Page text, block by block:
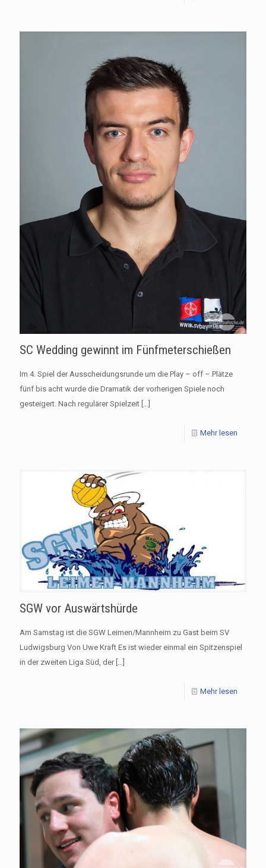
SC Wedding gewinnt im Fünfmeterschießen
Im 4. Spiel der Ausscheidungsrunde um die Play – off – Plätze
fünf bis acht wurde die Dramatik der vorherigen Spiele noch
gesteigert. Nach regulärer Spielzeit […]
Mehr lesen
SGW vor Auswärtshürde
Am Samstag ist die SGW Leimen/Mannheim zu Gast beim SV
Ludwigsburg Von Uwe Kraft Es ist wieder einmal ein Spitzenspiel
in der zweiten Liga Süd, der[…]
Mehr lesen